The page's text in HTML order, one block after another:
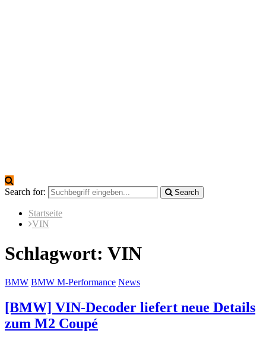
Search for: Search
Startseite
VIN
Schlagwort: VIN
BMW BMW M-Performance News
[BMW] VIN-Decoder liefert neue Details
zum M2 Coupé